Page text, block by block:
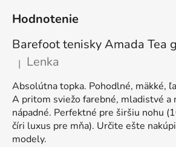
Hodnotenie
Barefoot tenisky Amada Tea
Hodnotenie produktu je 5 z 5
| Lenka
Absolútna topka. Pohodlné, mäkké,
A pritom sviežo farebné, mladistvé a
nápadné. Perfektné pre širšiu nohu
číri luxus pre mňa). Určite ešte
modely.